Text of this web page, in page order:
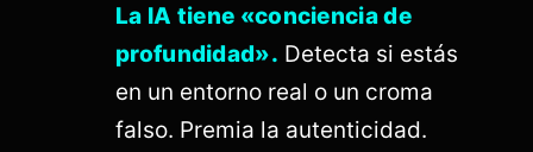
La IA tiene «conciencia de
profundidad». Detecta si estás
en un entorno real o un croma
falso. Premia la autenticidad.